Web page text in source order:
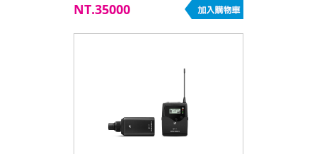
公司貨 感謝交大指定選用
NT.35000